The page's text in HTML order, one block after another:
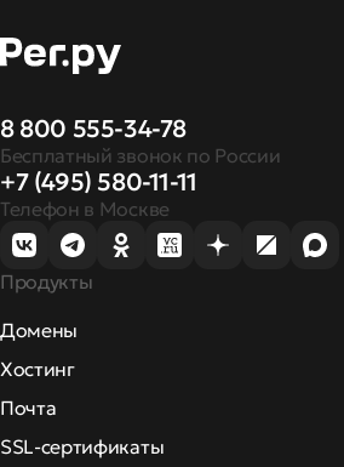
8 800 555-34-78
Бесплатный звонок по России
+7 (495) 580-11-11
Телефон в Москве
Продукты
Домены
Хостинг
Почта
SSL-сертификаты